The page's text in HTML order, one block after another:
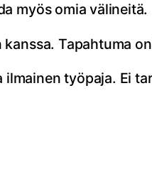
myös omia välineitä.
Tapahtuma
työpaja. Ei